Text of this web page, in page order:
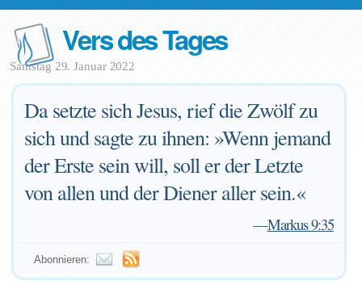
Vers des Tages
Samstag 29. Januar 2022
Da setzte sich Jesus, rief die Zwölf zu
sich und sagte zu ihnen: »Wenn jemand
der Erste sein will, soll er der Letzte
von allen und der Diener aller sein.«
—Markus 9:35
Abonnieren: